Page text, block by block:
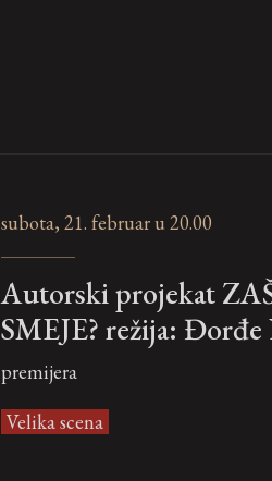
subota, 21. februar u 20.00
Autorski projekat
SMEJE? režija: Đorđe
premijera
Velika scena